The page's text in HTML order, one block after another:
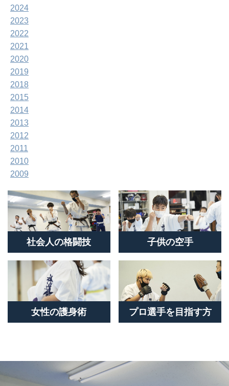
2024
2023
2022
2021
2020
2019
2018
2015
2014
2013
2012
2011
2010
2009
社会人の格闘技 子供の空手
女性の護身術 プロ選手を目指す方